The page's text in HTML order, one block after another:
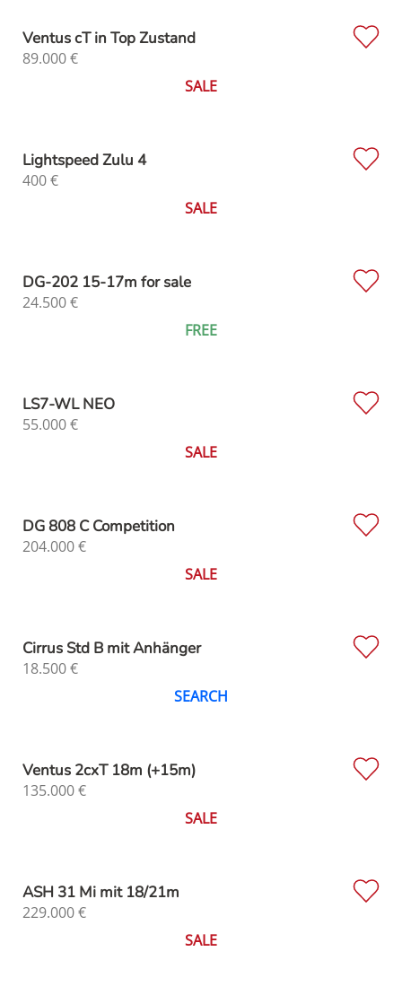
Ventus cT in Top Zustand
89.000€
SALE
Lightspeed Zulu 4
400€
SALE
DG-202 15-17m for sale
24.500€
FREE
LS7-WL NEO
55.000€
SALE
DG 808 C Competition
204.000€
SALE
Cirrus Std B mit Anhänger
18.500€
SEARCH
Ventus 2cxT 18m (+15m)
135.000€
SALE
ASH 31 Mi mit 18/21m
229.000€
SALE